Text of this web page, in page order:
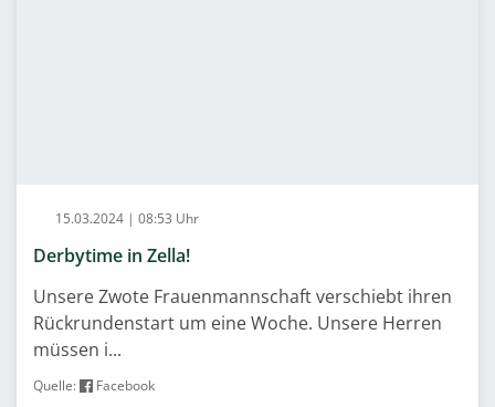
15.03.2024 | 08:53 Uhr
Derbytime in Zella!
Unsere Zwote Frauenmannschaft verschiebt ihren
Rückrundenstart um eine Woche. Unsere Herren
müssen i...
Quelle: Facebook